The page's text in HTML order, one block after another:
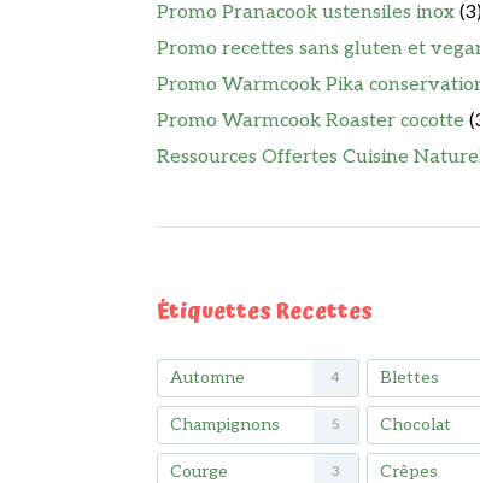
Promo Pranacook ustensiles inox
Promo recettes sans gluten et
Promo Warmcook Pika
Promo Warmcook Roaster cocotte
Ressources Offertes Cuisine
Étiquettes Recettes
Automne 4 Blettes
Champignons 5 Chocolat
Courge 3 Crêpes